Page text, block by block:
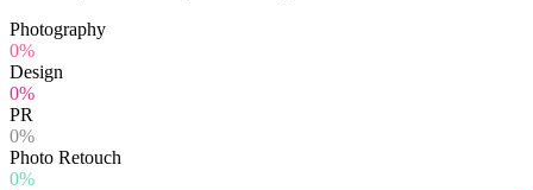
Photography
0%
Design
0%
PR
0%
Photo Retouch
0%